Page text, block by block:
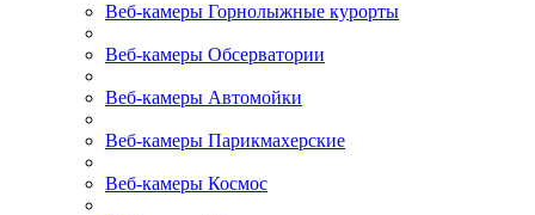
Веб-камеры Горнолыжные курорты
Веб-камеры Обсерватории
Веб-камеры Автомойки
Веб-камеры Парикмахерские
Веб-камеры Космос